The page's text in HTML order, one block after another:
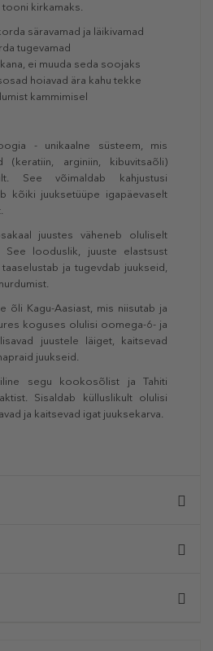
tooni kirkamaks.
säravamad ja läikivamad
tugevamad
ei muuda seda soojaks
hoiavad ära kahu tekke
kammimisel
- unikaalne süsteem, mis
(keratiin, arginiin, kibuvitsaõli)
See võimaldab kahjustusi
kõiki juuksetüüpe igapäevaselt
juustes väheneb oluliselt
See looduslik, juuste elastsust
ja tugevdab juukseid,
õli Kagu-Aasiast, mis niisutab ja
koguses olulisi oomega-6- ja
juustele läiget, kaitsevad
juukseid.
segu kookosõlist ja Tahiti
Sisaldab külluslikult olulisi
ja kaitsevad igat juuksekarva.